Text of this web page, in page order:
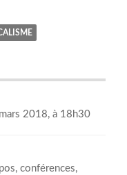
2018, à 18h30
conférences,